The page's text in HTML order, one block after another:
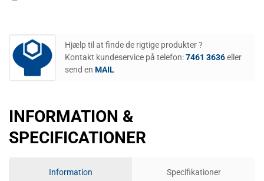
Hjælp til at finde de rigtige produkter ?
Kontakt kundeservice på telefon:7461 3636eller
send en MAIL
INFORMATION &
SPECIFICATIONER
Information Specifikationer